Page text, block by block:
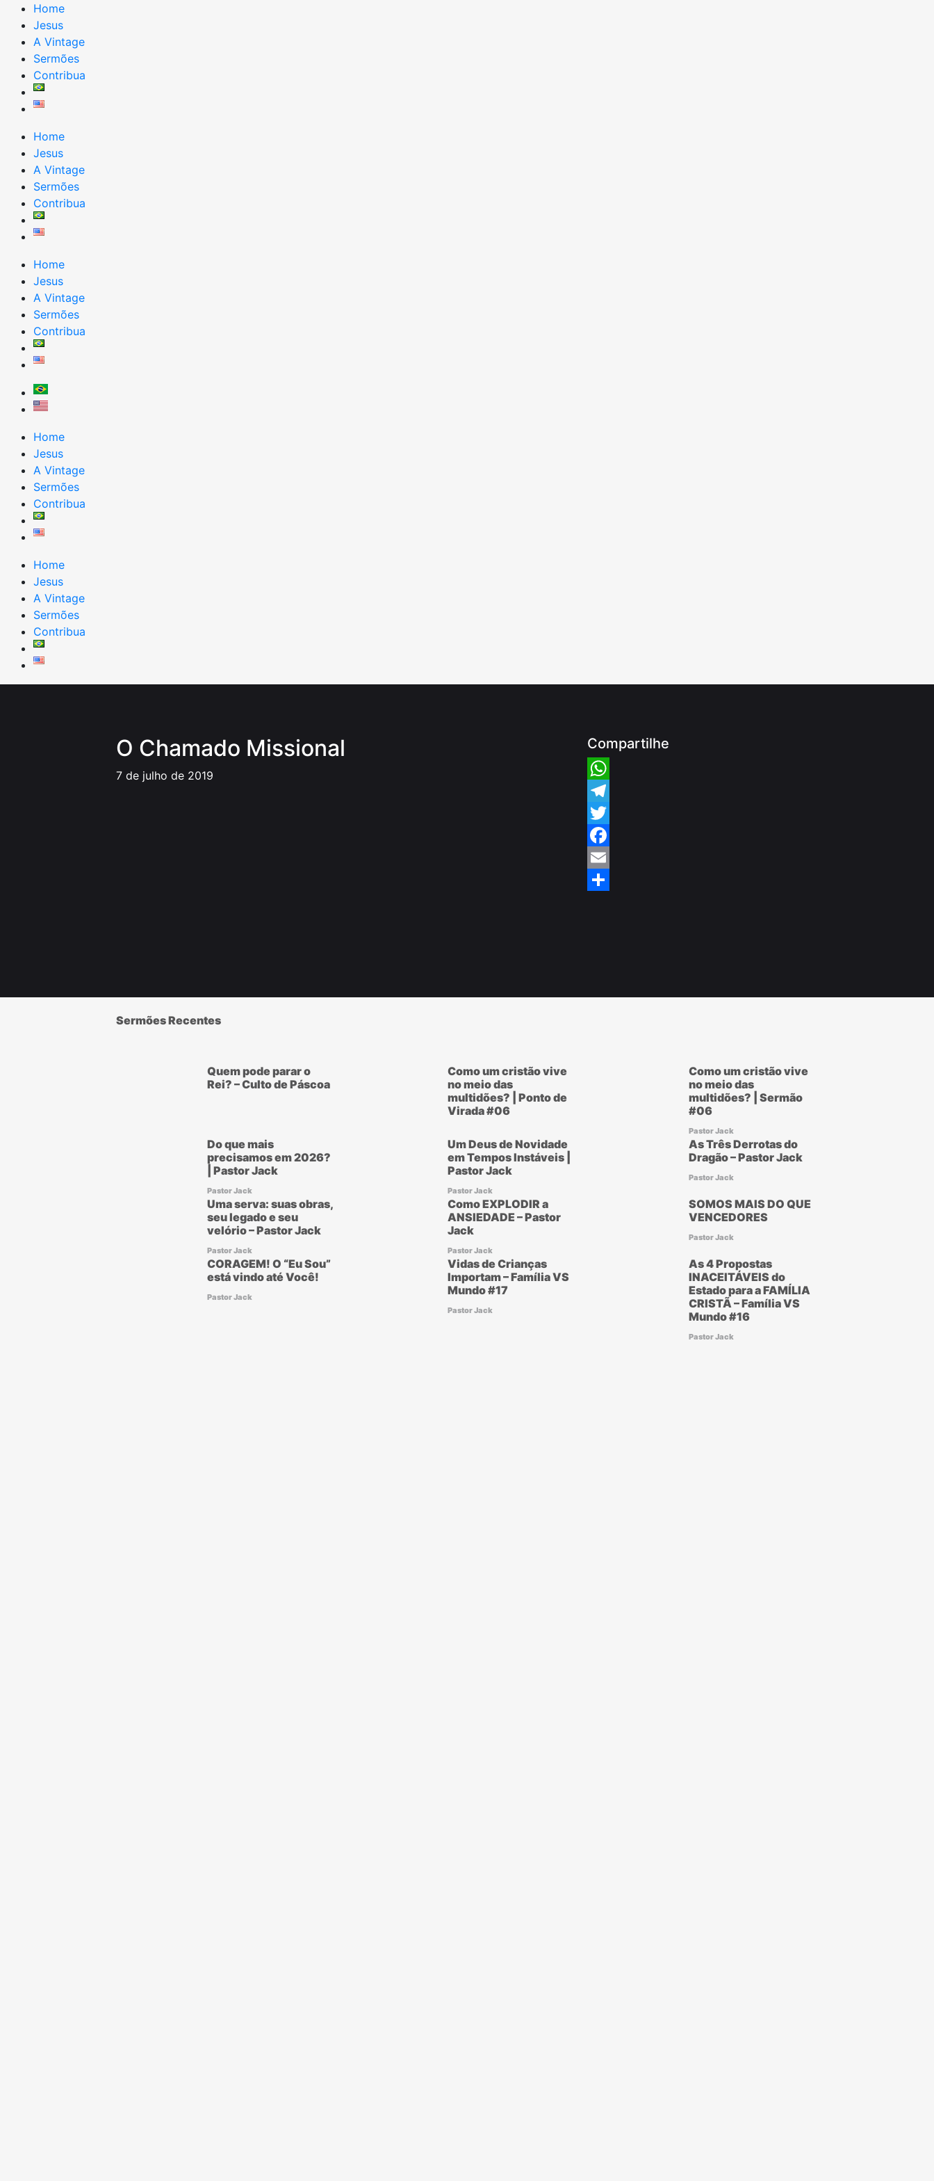
para
conteúdo
Home
Jesus
A Vintage
Sermões
Contribua
Home
Jesus
A Vintage
Sermões
Contribua
Home
Jesus
A Vintage
Sermões
Contribua
Home
Jesus
A Vintage
Sermões
Contribua
Home
Jesus
A Vintage
Sermões
Contribua
O Chamado Missional
7 de julho de 2019
Compartilhe
WhatsApp
Telegram
Twitter
Facebook
Email
Sermões Recentes
Quem pode parar o
Rei? – Culto de Páscoa
Como um cristão vive
no meio das
multidões? | Ponto de
Virada #06
Como um cristão vive
no meio das
multidões? | Sermão
#06
Pastor Jack
Do que mais
precisamos em 2026?
| Pastor Jack
Pastor Jack
Um Deus de Novidade
em Tempos Instáveis |
Pastor Jack
Pastor Jack
As Três Derrotas do
Dragão – Pastor Jack
Pastor Jack
Uma serva: suas obras,
seu legado e seu
velório – Pastor Jack
Pastor Jack
Como EXPLODIR a
ANSIEDADE – Pastor
Jack
Pastor Jack
SOMOS MAIS DO QUE
VENCEDORES
Pastor Jack
CORAGEM! O “Eu Sou”
está vindo até Você!
Pastor Jack
Vidas de Crianças
Importam – Família VS
Mundo #17
Pastor Jack
As 4 Propostas
INACEITÁVEIS do
Estado para a FAMÍLIA
CRISTÃ – Família VS
Mundo #16
Pastor Jack